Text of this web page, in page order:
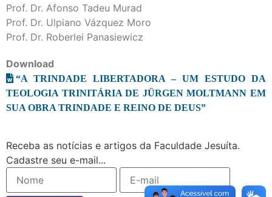
Prof. Dr. Afonso Tadeu Murad
Prof. Dr. Ulpiano Vázquez Moro
Prof. Dr. Roberlei Panasiewicz
Download
“A TRINDADE LIBERTADORA – UM ESTUDO DA
TEOLOGIA TRINITÁRIA DE JÜRGEN MOLTMANN EM
SUA OBRA TRINDADE E REINO DE DEUS”
Receba as notícias e artigos da Faculdade Jesuíta.
Cadastre seu e-mail...